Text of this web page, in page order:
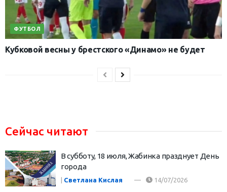
ФУТБОЛ
Кубковой весны у брестского «Динамо» не будет
Сейчас читают
В субботу, 18 июля, Жабинка празднует День
города
| Светлана Кислая 14/07/2026